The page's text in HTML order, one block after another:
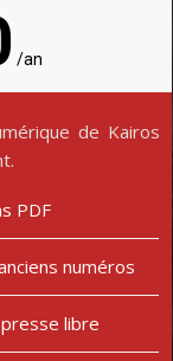
/an
de Kairos
PDF
numéros
libre